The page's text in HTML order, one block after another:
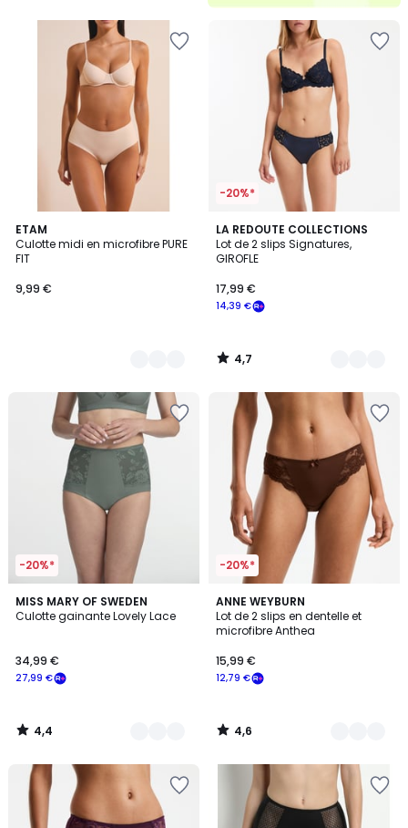
ETAM
Culotte midi en microfibre PURE
FIT
9,99 €
4
Couleurs
-20%*
LA REDOUTE COLLECTIONS
Lot de 2 slips Signatures,
GIROFLE
14,39 €
17,99 €
4,7
/ 5
3
Couleurs
4,7
/
-20%*
MISS MARY OF SWEDEN
Culotte gainante Lovely Lace
27,99 €
34,99 €
4,4
/ 5
9
Couleurs
4,4
/
-20%*
ANNE WEYBURN
Lot de 2 slips en dentelle et
microfibre Anthea
12,79 €
15,99 €
4,6
/ 5
6
Couleurs
4,6
/